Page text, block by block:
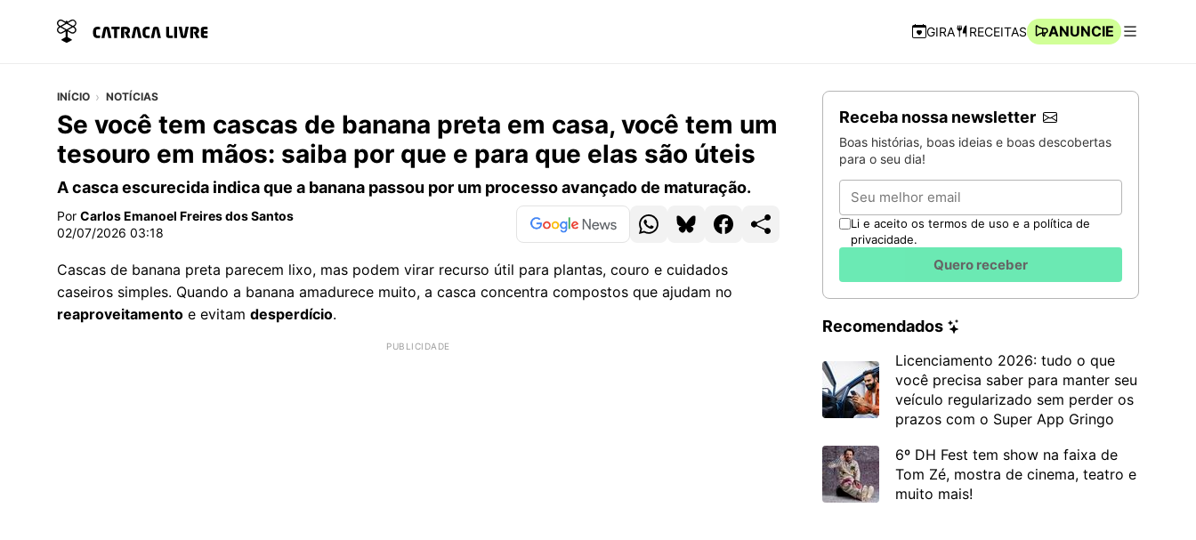
Navegação Rápida
GIRA RECEITAS
ANUNCIE
INÍCIO NOTÍCIAS
Se você tem cascas de banana preta em casa, você tem um
tesouro em mãos: saiba por que e para que elas são úteis
A casca escurecida indica que a banana passou por um processo avançado de maturação.
Por Carlos Emanoel Freires dos Santos
02/07/2026 03:18
Cascas de banana preta parecem lixo, mas podem virar recurso útil para plantas, couro e cuidados
caseiros simples. Quando a banana amadurece muito, a casca concentra compostos que ajudam no
reaproveitamento e evitam desperdício.
Receba nossa newsletter
Boas histórias, boas ideias e boas descobertas
para o seu dia!
Email
Li e aceito os termos de uso e a política de
privacidade.
Quero receber
Recomendados
Licenciamento 2026: tudo o que
você precisa saber para manter seu
veículo regularizado sem perder os
prazos com o Super App Gringo
6º DH Fest tem show na faixa de
Tom Zé, mostra de cinema, teatro e
muito mais!